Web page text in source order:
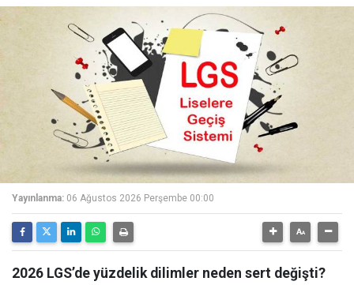
Yayınlanma: 06 Ağustos 2026 Perşembe 00:00
2026 LGS’de yüzdelik dilimler neden sert değişti?